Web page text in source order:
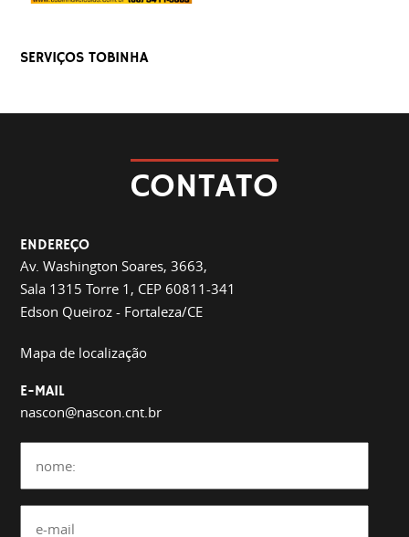
SERVIÇOS TOBINHA
CONTATO
ENDEREÇO
Av. Washington Soares, 3663,
Sala 1315 Torre 1, CEP 60811-341
Edson Queiroz - Fortaleza/CE
Mapa de localização
E-MAIL
nascon@nascon.cnt.br